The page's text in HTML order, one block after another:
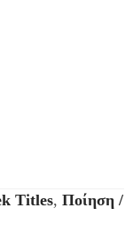
Titles, Ποίηση /